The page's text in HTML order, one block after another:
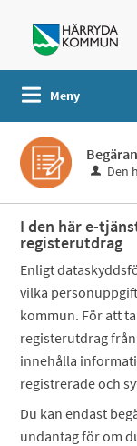
Meny
Den
I den här e-
registerutdrag
Enligt
vilka
kommun. För att
registerutdrag
innehålla
registrerade och
Du kan endast
undantag för om